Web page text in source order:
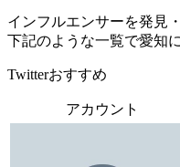
インフルエンサーを発見
下記のような一覧で愛知
Twitterおすすめ
アカウント